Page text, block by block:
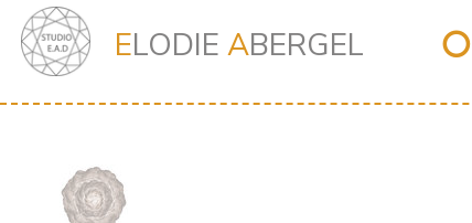
ELODIE ABERGEL ⭘